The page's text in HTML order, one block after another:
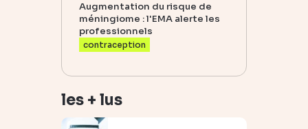
Augmentation du risque de
méningiome : l'EMA alerte les
professionnels
contraception
les + lus